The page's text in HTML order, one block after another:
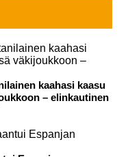
kaahasi kaasu
– elinkautinen